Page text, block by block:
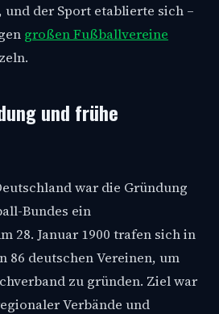
der Sport etablierte sich –
großen Fußballvereine
und frühe
war die Gründung
Bundes ein
28. Januar 1900 trafen sich in
86 deutschen Vereinen, um
zu gründen. Ziel war
Verbände und